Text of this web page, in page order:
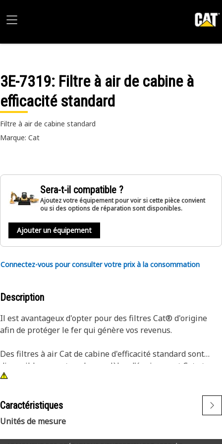
3E-7319: Filtre à air de cabine à
efficacité standard
Filtre à air de cabine standard
Marque: Cat
Sera-t-il compatible ?
Ajoutez votre équipement pour voir si cette pièce convient
ou si des options de réparation sont disponibles.
Ajouter un équipement
Connectez-vous pour consulter votre prix à la consommation
Description
Il est avantageux d'opter pour des filtres Cat® d'origine
afin de protéger le fer qui génère vos revenus.
Des filtres à air Cat de cabine d'efficacité standard sont
disponibles pour tous les modèles d'équipement Cat et
sont recommandés pour des conditions d'utilisation
éléments de filtre empêchent la poussière, la suie et
d'autres contaminants de s'introduire dans la cabine,
assurant un environnement de travail plus sain et
confortable.
Caractéristiques
Unités de mesure